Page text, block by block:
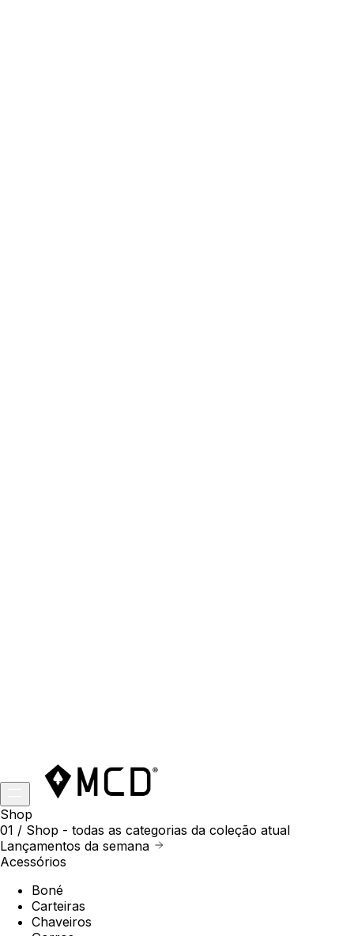
Shop
01 / Shop - todas as categorias da coleção atual
Lançamentos da semana
Acessórios
Boné
Carteiras
Chaveiros